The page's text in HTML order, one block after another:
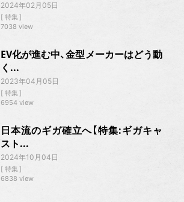
2024年02月05日
特集
7038 view
EV化が進む中、金型メーカーはどう動
く...
2023年04月05日
特集
6954 view
日本流のギガ確立へ【特集:ギガキャ
スト...
2024年10月04日
特集
6838 view